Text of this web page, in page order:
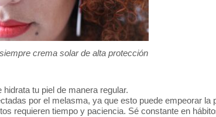
crema solar de alta protección
hidrata tu piel de manera regular.
por el melasma, ya que esto puede empeorar la
requieren tiempo y paciencia. Sé constante en